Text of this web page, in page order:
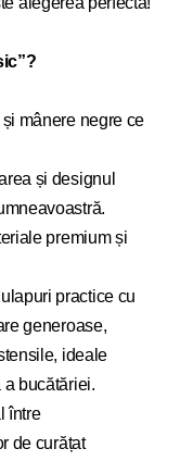
”?
și mânere negre ce
și designul
premium și
practice cu
generoase,
ideale
a bucătăriei.
între
de curățat